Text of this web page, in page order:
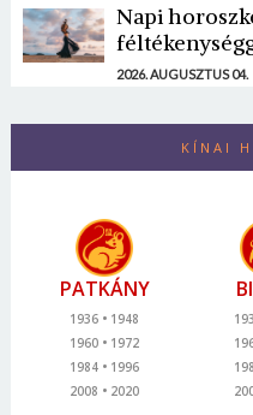
Napi
2026. AUGUSZTUS 04.
KÍNAI
PATKÁNY
1936
1948
1960
1972
1984
1996
2008
2020